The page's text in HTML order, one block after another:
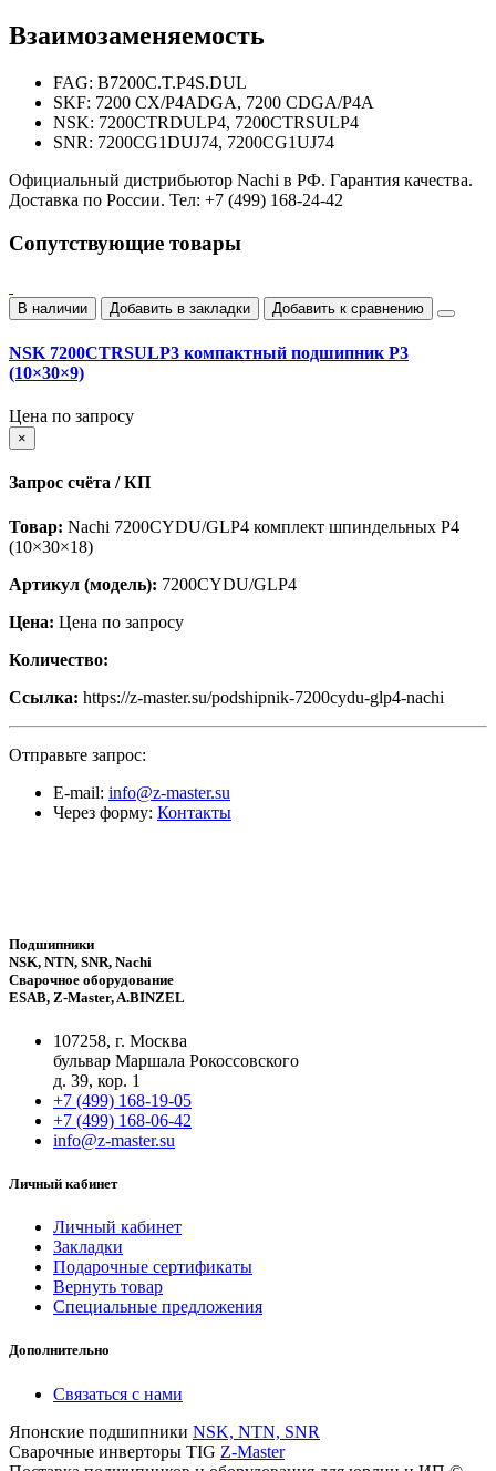
Взаимозаменяемость
FAG: B7200C.T.P4S.DUL
SKF: 7200 CX/P4ADGA, 7200 CDGA/P4A
NSK: 7200CTRDULP4, 7200CTRSULP4
SNR: 7200CG1DUJ74, 7200CG1UJ74
Официальный дистрибьютор Nachi в РФ. Гарантия качества.
Доставка по России. Тел: +7 (499) 168-24-42
Сопутствующие товары
В наличии Добавить в закладки Добавить к сравнению
NSK 7200CTRSULP3 компактный подшипник P3
(10×30×9)
Цена по запросу
×
Запрос счёта / КП
Товар: Nachi 7200CYDU/GLP4 комплект шпиндельных P4
(10×30×18)
Артикул (модель): 7200CYDU/GLP4
Цена: Цена по запросу
Количество:
Ссылка: https://z-master.su/podshipnik-7200cydu-glp4-nachi
Отправьте запрос:
E-mail: info@z-master.su
Через форму: Контакты
Подшипники
NSK, NTN, SNR, Nachi
Сварочное оборудование
ESAB, Z-Master, A.BINZEL
107258, г. Москва
бульвар Маршала Рокоссовского
д. 39, кор. 1
+7 (499) 168-19-05
+7 (499) 168-06-42
info@z-master.su
Личный кабинет
Личный кабинет
Закладки
Подарочные сертификаты
Вернуть товар
Специальные предложения
Дополнительно
Связаться с нами
Японские подшипники NSK, NTN, SNR
Сварочные инверторы TIG Z-Master